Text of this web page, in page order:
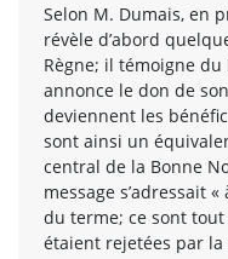
Selon M. Dumais, en
révèle d’abord
Règne; il témoigne
annonce le don de
deviennent les
sont ainsi un
central de la Bonne
message s’adressait
du terme; ce sont
étaient rejetées par la